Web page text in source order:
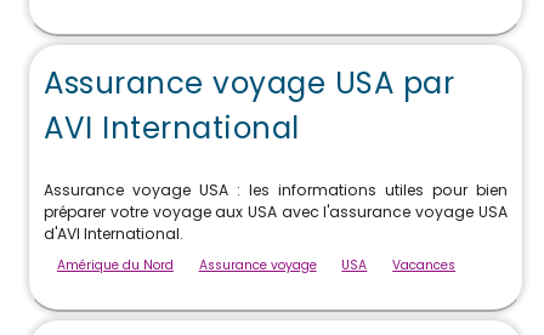
Assurance voyage USA par
AVI International
Assurance voyage USA : les informations utiles pour bien
préparer votre voyage aux USA avec l'assurance voyage USA
d'AVI International.
Amérique du Nord Assurance voyage USA Vacances